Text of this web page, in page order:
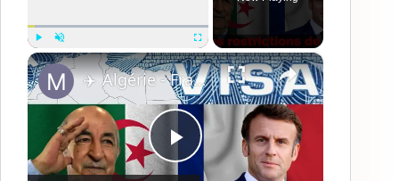
Play Unmute Fullscreen ×
P
✈️ Algérie - France : bonne nouvelle, fin des restrictions de visas contre les citoyens Algériens